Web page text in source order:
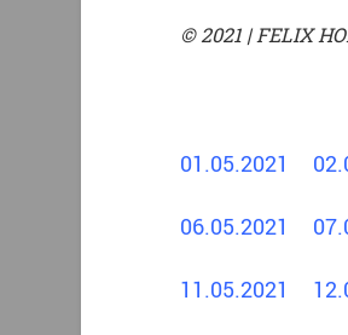
© 2021 | FELIX
01.05.2021
06.05.2021
11.05.2021